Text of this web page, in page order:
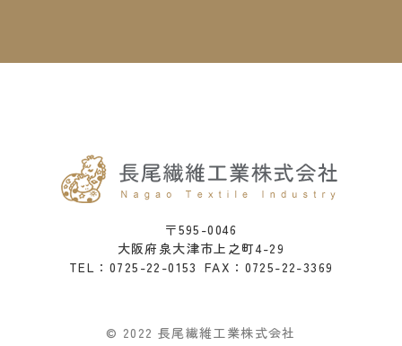
〒595-0046
大阪府泉大津市上之町4-29
TEL： 0725-22-0153 FAX：0725-22-3369
© 2022 長尾繊維工業株式会社